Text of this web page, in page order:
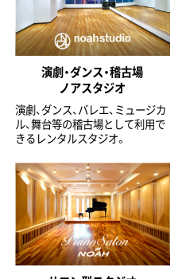
演劇・ダンス・稽古場
ノアスタジオ
演劇、ダンス、バレエ、ミュージカ
ル、舞台等の稽古場として利用で
きるレンタルスタジオ。